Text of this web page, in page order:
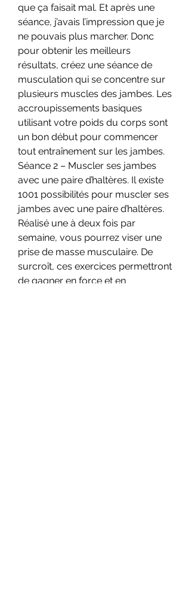
que ça faisait mal. Et après une
séance, j’avais l’impression que je
ne pouvais plus marcher. Donc
pour obtenir les meilleurs
résultats, créez une séance de
musculation qui se concentre sur
plusieurs muscles des jambes. Les
accroupissements basiques
utilisant votre poids du corps sont
un bon début pour commencer
tout entraînement sur les jambes.
Séance 2 – Muscler ses jambes
avec une paire d’haltères. Il existe
1001 possibilités pour muscler ses
jambes avec une paire d’haltères.
Réalisé une à deux fois par
semaine, vous pourrez viser une
prise de masse musculaire. De
surcroît, ces exercices permettront
de gagner en force et en